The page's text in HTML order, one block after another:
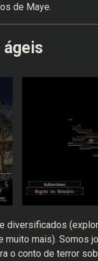
de Maye.
mais). Somos
o conto de terror